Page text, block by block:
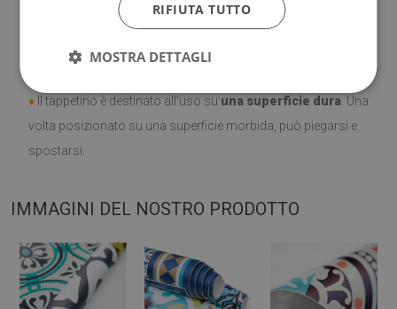
Aerare regolarmente lo strato inferiore del tappeto.
♦ Il tappetino è destinato all'uso su una superficie dura . Una
volta posizionato su una superficie morbida, può piegarsi e
spostarsi.
IMMAGINI DEL NOSTRO PRODOTTO
RIFIUTA TUTTO
MOSTRA DETTAGLI